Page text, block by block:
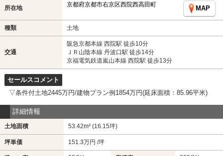
所在地 京都府京都市右京区西院西高田町
MAP
種類 土地
交通
阪急京都本線 西院駅 徒歩10分
ＪＲ山陰本線 丹波口駅 徒歩14分
京福電気鉄道嵐山本線 西院駅 徒歩13分
セールスコメント
▽条件付土地2445万円/建物プラン例1854万円(延床面積：85.96平米)
詳細情報
土地面積 53.42m² (16.15坪)
坪単価 151.3万円 /坪